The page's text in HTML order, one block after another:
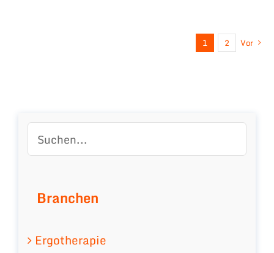
1 2 Vor
Branchen
Ergotherapie